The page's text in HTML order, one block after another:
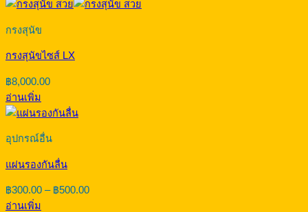
through
กรงสุนัข
กรงสุนัขไซส์ LX
฿8,000.00
อ่านเพิ่ม
อุปกรณ์อื่น
แผ่นรองกันลื่น
฿300.00 – ฿500.00Price
อ่านเพิ่ม